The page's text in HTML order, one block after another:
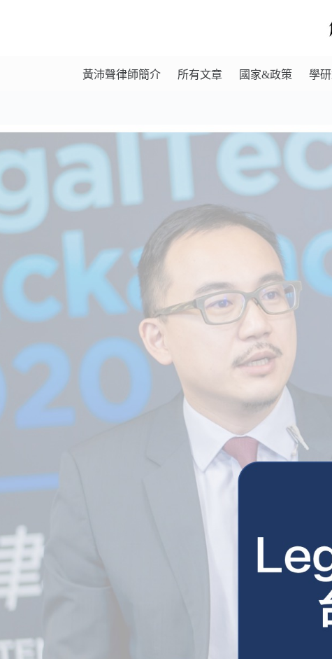
黃沛聲律師簡介 所有文章 國家&政策 學